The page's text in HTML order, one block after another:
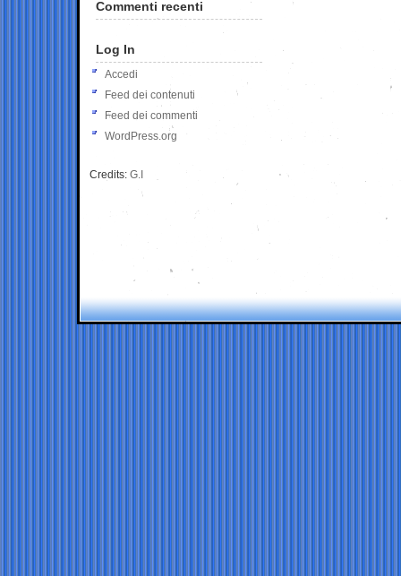
Commenti recenti
Log In
Accedi
Feed dei contenuti
Feed dei commenti
WordPress.org
Credits: G.I